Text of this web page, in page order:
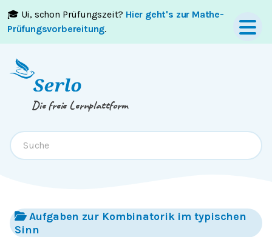
🎓 Ui, schon Prüfungszeit? Hier geht's zur Mathe-
Prüfungsvorbereitung.
Springe zumInhaltoderFooter
Die freie Lernplattform
Aufgaben zur Kombinatorik im typischen
Sinn